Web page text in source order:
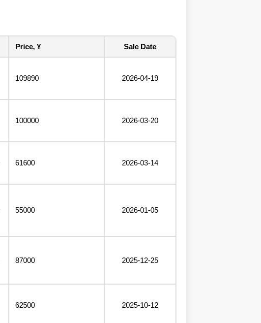
Price, ¥ Sale Date
109890 2026-04-19
100000 2026-03-20
61600 2026-03-14
55000 2026-01-05
87000 2025-12-25
62500 2025-10-12